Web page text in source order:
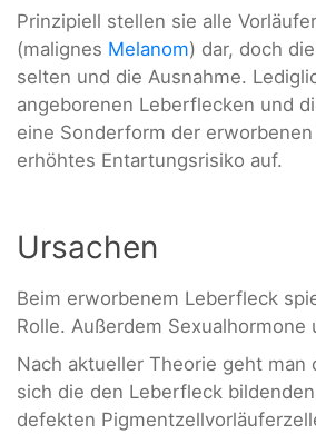
Prinzipiell stellen sie alle
(malignes Melanom) dar, doch
selten und die Ausnahme.
angeborenen Leberflecken und
eine Sonderform der
erhöhtes Entartungsrisiko auf.
Ursachen
Beim erworbenem Leberfleck
Rolle. Außerdem Sexualhormone
Nach aktueller Theorie geht man
sich die den Leberfleck
defekten